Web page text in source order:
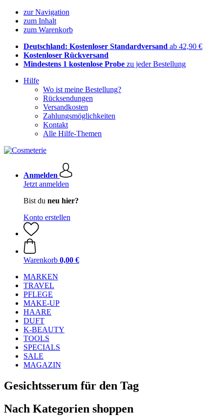
zur Navigation
zum Inhalt
zum Warenkorb
Deutschland: Kostenloser Standardversand ab 42,90 €
Kostenloser Rückversand
Mindestens 1 kostenlose Probe zu jeder Bestellung
Hilfe
Wo ist meine Bestellung?
Rücksendungen
Versandkosten
Zahlungsmöglichkeiten
Kontakt
Alle Hilfe-Themen
Anmelden
Jetzt anmelden
Bist du neu hier?
Konto erstellen
Warenkorb 0,00 €
MARKEN
TRAVEL
PFLEGE
MAKE-UP
HAARE
DUFT
K-BEAUTY
TOOLS
SPECIALS
SALE
MAGAZIN
Gesichtsserum für den Tag
Nach Kategorien shoppen